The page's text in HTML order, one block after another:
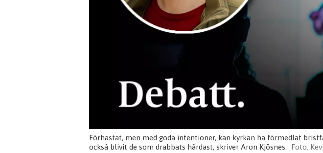
Förhastat, men med goda intentioner, kan kyrkan ha förmedlat
också blivit de som drabbats hårdast, skriver Aron Kjösnes.